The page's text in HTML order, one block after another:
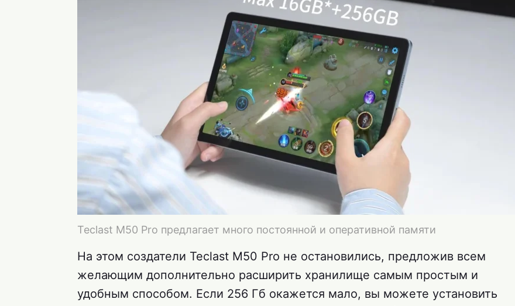
Teclast M50 Pro предлагает много постоянной и оперативной памяти
На этом создатели Teclast M50 Pro не остановились, предложив всем
желающим дополнительно расширить хранилище самым простым и
удобным способом. Если 256 Гб окажется мало, вы можете установить